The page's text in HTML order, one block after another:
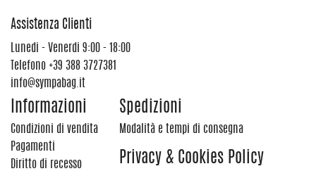
Assistenza Clienti
Lunedi - Venerdi 9:00 - 18:00
Telefono +39 388 3727381
info@sympabag.it
Informazioni
Condizioni di vendita
Pagamenti
Diritto di recesso
Spedizioni
Modalità e tempi di consegna
Privacy & Cookies Policy